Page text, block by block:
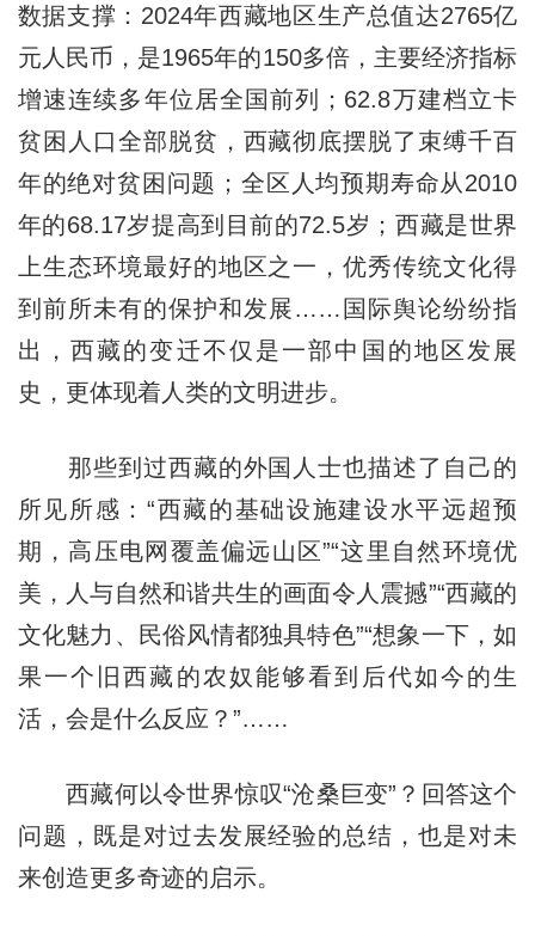
数据支撑：2024年西藏地区生产总值达2765亿
元人民币，是1965年的150多倍，主要经济指标
增速连续多年位居全国前列；62.8万建档立卡
贫困人口全部脱贫，西藏彻底摆脱了束缚千百
年的绝对贫困问题；全区人均预期寿命从2010
年的68.17岁提高到目前的72.5岁；西藏是世界
上生态环境最好的地区之一，优秀传统文化得
到前所未有的保护和发展……国际舆论纷纷指
出，西藏的变迁不仅是一部中国的地区发展
史，更体现着人类的文明进步。
那些到过西藏的外国人士也描述了自己的
所见所感：“西藏的基础设施建设水平远超预
期，高压电网覆盖偏远山区”“这里自然环境优
美，人与自然和谐共生的画面令人震撼”“西藏的
文化魅力、民俗风情都独具特色”“想象一下，如
果一个旧西藏的农奴能够看到后代如今的生
活，会是什么反应？”……
西藏何以令世界惊叹“沧桑巨变”？回答这个
问题，既是对过去发展经验的总结，也是对未
来创造更多奇迹的启示。